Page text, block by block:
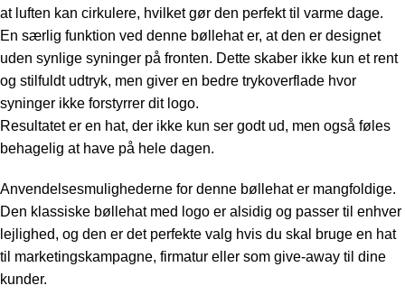
at luften kan cirkulere, hvilket gør den perfekt til varme dage.
En særlig funktion ved denne bøllehat er, at den er designet
uden synlige syninger på fronten. Dette skaber ikke kun et rent
og stilfuldt udtryk, men giver en bedre trykoverflade hvor
syninger ikke forstyrrer dit logo.
Resultatet er en hat, der ikke kun ser godt ud, men også føles
behagelig at have på hele dagen.
Anvendelsesmulighederne for denne bøllehat er mangfoldige.
Den klassiske bøllehat med logo er alsidig og passer til enhver
lejlighed, og den er det perfekte valg hvis du skal bruge en hat
til marketingskampagne, firmatur eller som give-away til dine
kunder.